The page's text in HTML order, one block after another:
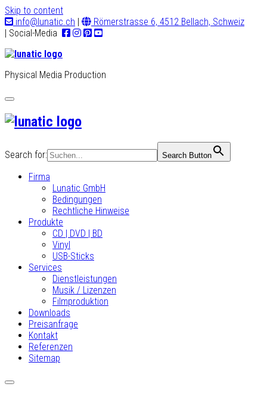
Skip to content
info@lunatic.ch |
Römerstrasse 6, 4512 Bellach, Schweiz
| Social-Media
Physical Media Production
Toggle
navigation
Search for: Search Button
Firma
Lunatic GmbH
Bedingungen
Rechtliche Hinweise
Produkte
CD | DVD | BD
Vinyl
USB-Sticks
Services
Dienstleistungen
Musik / Lizenzen
Filmproduktion
Downloads
Preisanfrage
Kontakt
Referenzen
Sitemap